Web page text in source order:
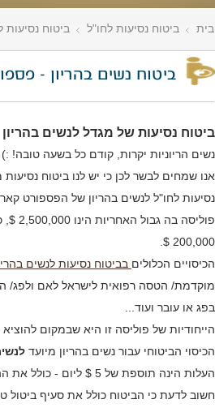
» ביטוח נסיעות לחו"ל » ביטוח נסיעות
ביטוח נשים בהריון -
ביטוח נסיעות של מגדל לנשים בהריון
נשים הריוניות יקרות, קודם כל בשעה טובה! :)
אנו שמחים לבשר לכן כי יש לנו ביטוח
נסיעות לחו"ל לנשים בהריון של הפספורט
200,000 $.
הכיסויים הכלולים בביטוח נסיעות לנשים
מוקדמת/ הטסה רפואית לישראל לאם ולפג/
בפג או עובר ועוד...
הייחודיות של פוליסה זו היא שבמקום
הכיסוי הביטוחי עבור נשים בהריון מיועד לנשים עד גיל 40
העלות הינה תוספת של 5 $ ליום - כולל את ההרחבה להריון וכמובן את הכבודה – המטען האישי.... :)
חשוב לדעת כי הביטוח כולל את סעיף ביטול טיסה/